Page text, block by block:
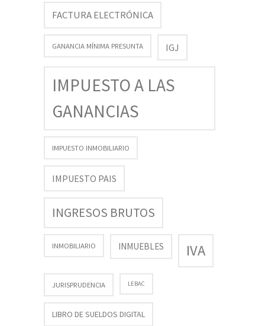
FACTURA ELECTRÓNICA
GANANCIA MÍNIMA PRESUNTA IGJ
IMPUESTO A LAS
GANANCIAS
IMPUESTO INMOBILIARIO
IMPUESTO PAIS
INGRESOS BRUTOS
INMOBILIARIO INMUEBLES IVA
JURISPRUDENCIA LEBAC
LIBRO DE SUELDOS DIGITAL